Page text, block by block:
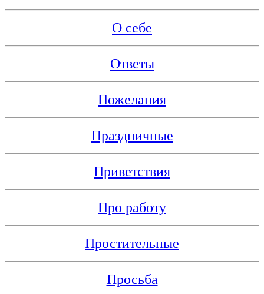
О себе
Ответы
Пожелания
Праздничные
Приветствия
Про работу
Простительные
Просьба